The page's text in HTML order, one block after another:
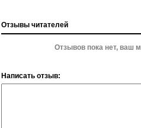
Отзывы читателей
Отзывов пока нет, ваш
Написать отзыв: